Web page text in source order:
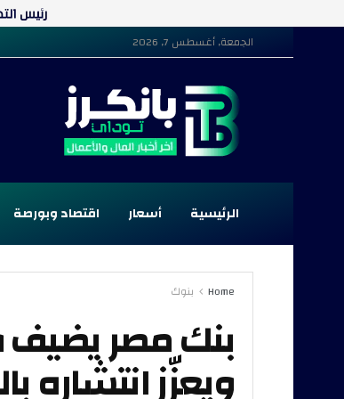
الجمعة, أغسطس 7, 2026
الرئيسية أسعار اقتصاد وبورصة
Home بنوك
بنك مصر يضيف